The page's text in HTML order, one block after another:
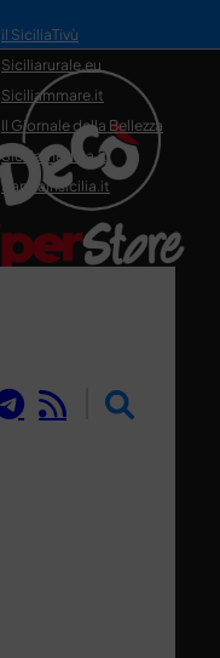
il SiciliaTivù
Siciliarurale.eu
Siciliammare.it
Il Giornale della Bellezza
Siciliamedica.it
Sanitainsicilia.it